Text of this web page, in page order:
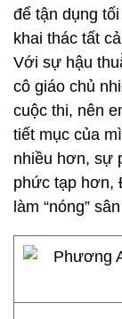
để tận dụng
khai thác tất
Với sự hậu
cô giáo chủ
cuộc thi, nên
tiết mục của
nhiều hơn, sự
phức tạp hơn,
làm “nóng”